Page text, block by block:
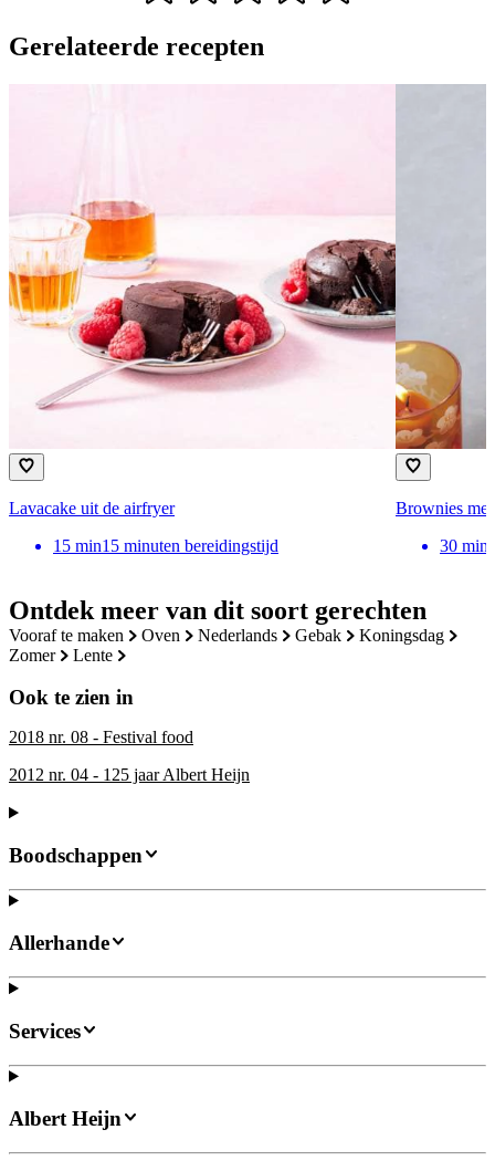
Ontdek meer van dit soort gerechten
vooraf te maken oven nederlands gebak
koningsdag
zomer
lente
Ook te zien in
2018 nr. 08 - Festival food
2012 nr. 04 - 125 jaar Albert Heijn
Gerelateerde recepten
Lavacake uit de airfryer
15 min15 minuten bereidingstijd
Brownies
30 min
Boodschappen
Allerhande
Services
Albert Heijn